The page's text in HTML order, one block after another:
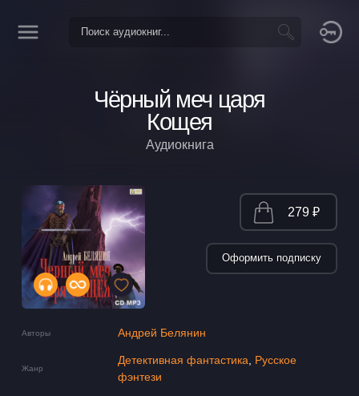
Чёрный меч царя
Кощея
Аудиокнига
Авторы Андрей Белянин
Жанр
Детективная фантастика
Русское
фэнтези
279 ₽
Оформить подписку